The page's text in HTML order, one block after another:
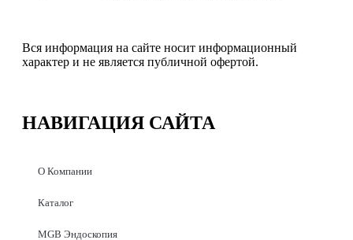
Вся информация на сайте носит информационный
характер и не является публичной офертой.
НАВИГАЦИЯ САЙТА
О Компании
Каталог
MGB Эндоскопия